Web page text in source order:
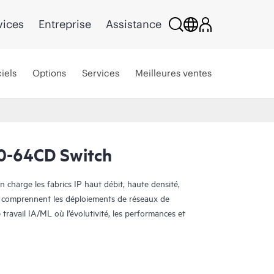
Entreprise Assistance
Options Services Meilleures ventes
64CD Switch
charge les fabrics IP haut débit, haute densité,
les déploiements de réseaux de
IA/ML où l’évolutivité, les performances et
telles que des fonctionnalités avancées